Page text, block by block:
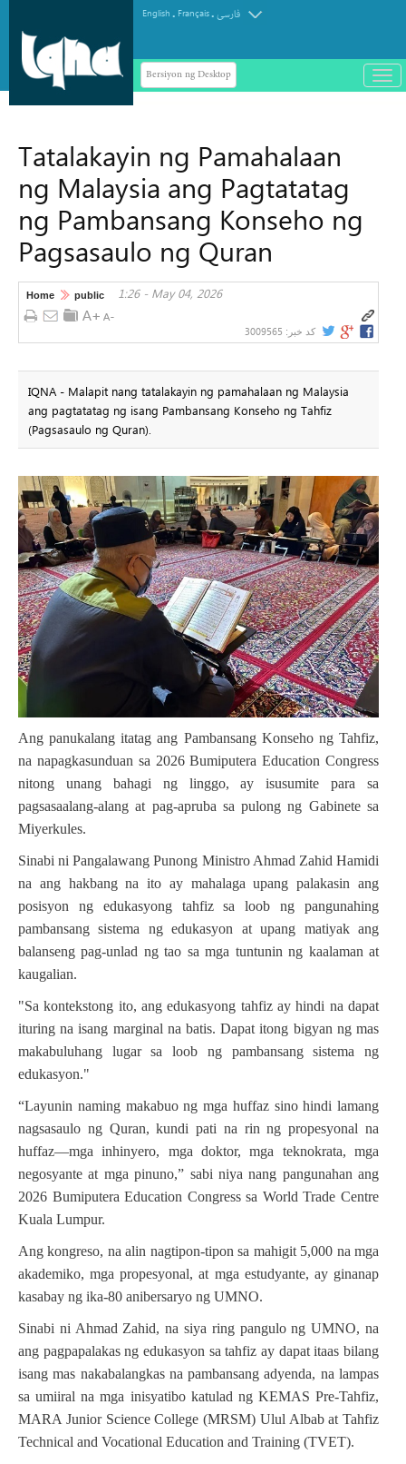
English . Français.فارسی
Bersiyon ng Desktop
باز
و
Tatalakayin ng Pamahalaan
ng Malaysia ang Pagtatatag
ng Pambansang Konseho ng
Pagsasaulo ng Quran
Home public 1:26 - May 04, 2026
کد خبر: 3009565
IQNA - Malapit nang tatalakayin ng pamahalaan ng Malaysia
ang pagtatatag ng isang Pambansang Konseho ng Tahfiz
(Pagsasaulo ng Quran).
Ang panukalang itatag ang Pambansang Konseho ng Tahfiz,
na napagkasunduan sa 2026 Bumiputera Education Congress
nitong unang bahagi ng linggo, ay isusumite para sa
pagsasaalang-alang at pag-apruba sa pulong ng Gabinete sa
Miyerkules.
Sinabi ni Pangalawang Punong Ministro Ahmad Zahid Hamidi
na ang hakbang na ito ay mahalaga upang palakasin ang
posisyon ng edukasyong tahfiz sa loob ng pangunahing
pambansang sistema ng edukasyon at upang matiyak ang
balanseng pag-unlad ng tao sa mga tuntunin ng kaalaman at
kaugalian.
"Sa kontekstong ito, ang edukasyong tahfiz ay hindi na dapat
ituring na isang marginal na batis. Dapat itong bigyan ng mas
makabuluhang lugar sa loob ng pambansang sistema ng
edukasyon."
“Layunin naming makabuo ng mga huffaz sino hindi lamang
nagsasaulo ng Quran, kundi pati na rin ng propesyonal na
huffaz—mga inhinyero, mga doktor, mga teknokrata, mga
negosyante at mga pinuno,” sabi niya nang pangunahan ang
2026 Bumiputera Education Congress sa World Trade Centre
Kuala Lumpur.
Ang kongreso, na alin nagtipon-tipon sa mahigit 5,000 na mga
akademiko, mga propesyonal, at mga estudyante, ay ginanap
kasabay ng ika-80 anibersaryo ng UMNO.
Sinabi ni Ahmad Zahid, na siya ring pangulo ng UMNO, na
ang pagpapalakas ng edukasyon sa tahfiz ay dapat itaas bilang
isang mas nakabalangkas na pambansang adyenda, na lampas
sa umiiral na mga inisyatibo katulad ng KEMAS Pre-Tahfiz,
MARA Junior Science College (MRSM) Ulul Albab at Tahfiz
Technical and Vocational Education and Training (TVET).